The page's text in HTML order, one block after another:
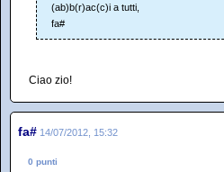
(ab)b(r)ac(c)i a tutti,
fa#
Ciao zio!
fa# 14/07/2012, 15:32
0 punti